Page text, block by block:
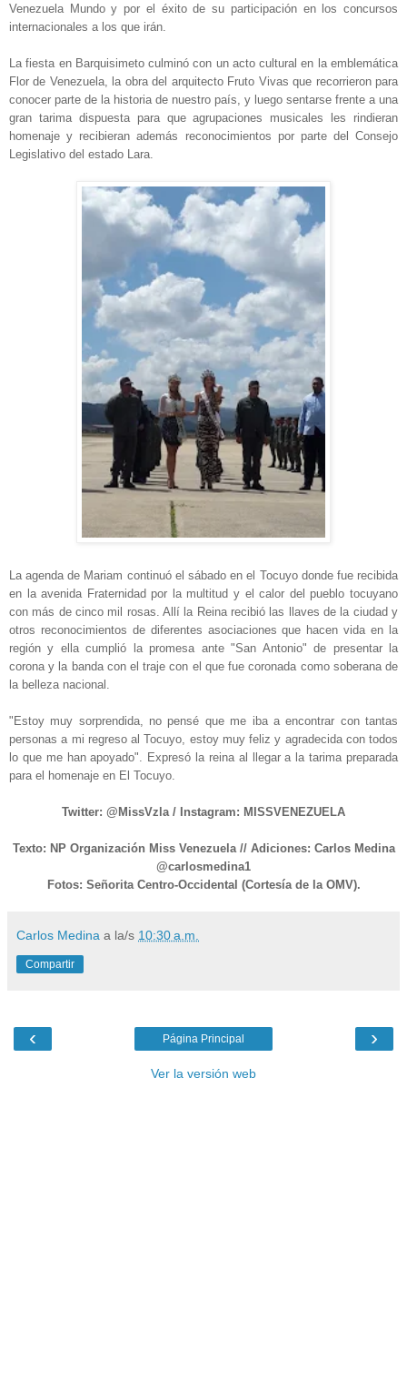
Venezuela Mundo y por el éxito de su participación en los concursos
internacionales a los que irán.
La fiesta en Barquisimeto culminó con un acto cultural en la emblemática
Flor de Venezuela, la obra del arquitecto Fruto Vivas que recorrieron para
conocer parte de la historia de nuestro país, y luego sentarse frente a una
gran tarima dispuesta para que agrupaciones musicales les rindieran
homenaje y recibieran además reconocimientos por parte del Consejo
Legislativo del estado Lara.
La agenda de Mariam continuó el sábado en el Tocuyo donde fue recibida
en la avenida Fraternidad por la multitud y el calor del pueblo tocuyano
con más de cinco mil rosas. Allí la Reina recibió las llaves de la ciudad y
otros reconocimientos de diferentes asociaciones que hacen vida en la
región y ella cumplió la promesa ante "San Antonio" de presentar la
corona y la banda con el traje con el que fue coronada como soberana de
la belleza nacional.
"Estoy muy sorprendida, no pensé que me iba a encontrar con tantas
personas a mi regreso al Tocuyo, estoy muy feliz y agradecida con todos
lo que me han apoyado". Expresó la reina al llegar a la tarima preparada
para el homenaje en El Tocuyo.
Twitter: @MissVzla / Instagram: MISSVENEZUELA
Texto: NPOrganización Miss Venezuela // Adiciones: Carlos Medina
@carlosmedina1
Fotos: Señorita Centro-Occidental (Cortesía de la OMV).
Carlos Medina a la/s 10:30 a.m.
Compartir
‹ ›
Página Principal
Ver la versión web